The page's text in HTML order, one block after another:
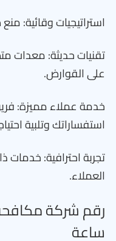
استراتيجيات وقائية:
تقنيات حديثة: معدات
على القوارض.
خدمة عملاء مميزة:
استفساراتك وتلبية
تجربة احترافية:
العملاء.
ساعة